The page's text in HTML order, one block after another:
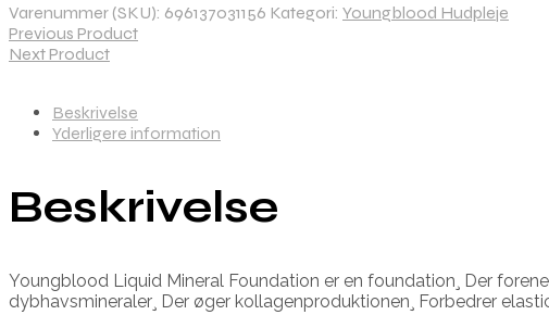
Varenummer (SKU): 696137031156 Kategori: Youngblood Hudpleje
Previous Product
Next Product
Beskrivelse
Yderligere information
Beskrivelse
Youngblood Liquid Mineral Foundation er en foundation¸ Der
dybhavsmineraler¸ Der øger kollagenproduktionen¸ Forbedrer